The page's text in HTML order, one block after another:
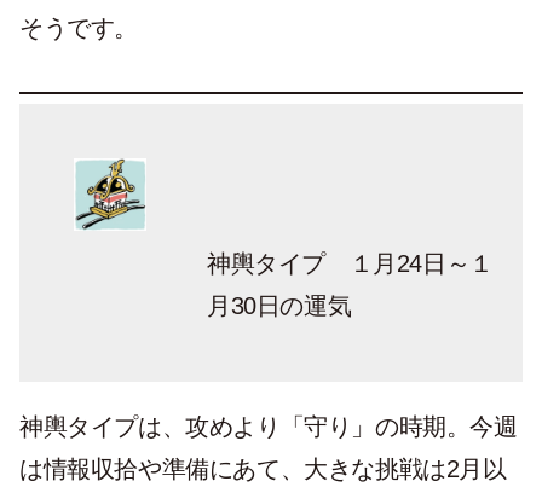
そうです。
神輿タイプ １月24日～１
月30日の運気
神輿タイプは、攻めより「守り」の時期。今週
は情報収拾や準備にあて、大きな挑戦は2月以